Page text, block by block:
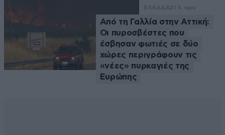
ΕΛΛΑΔΑ21 λ. πριν
Από τη Γαλλία στην Αττική:
Οι πυροσβέστες που
έσβησαν φωτιές σε δύο
χώρες περιγράφουν τις
«νέες» πυρκαγιές της
Ευρώπης